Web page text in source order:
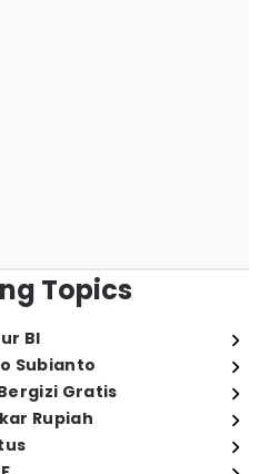
Topics
BI
Subianto
Gratis
Rupiah